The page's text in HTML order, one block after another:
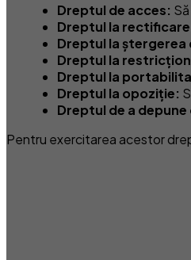
Dreptul de acces:
Dreptul la
Dreptul la
Dreptul la
Dreptul la
Dreptul la opoziție:
Dreptul de a depune
Pentru exercitarea acestor